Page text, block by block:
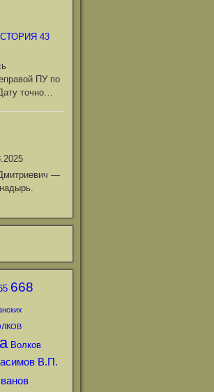
43
ПУ по
точно…
—
668
Волков
В.П.